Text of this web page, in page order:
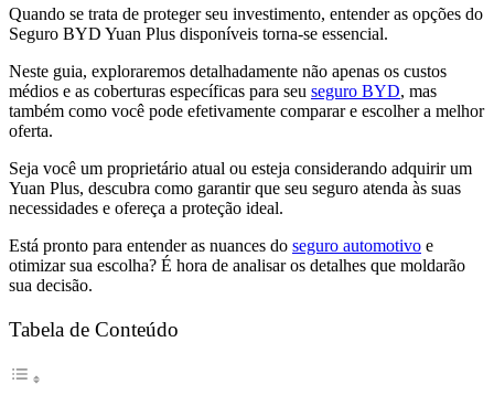
Quando se trata de proteger seu investimento, entender as opções do
Seguro BYD Yuan Plus disponíveis torna-se essencial.
Neste guia, exploraremos detalhadamente não apenas os custos
médios e as coberturas específicas para seu seguro BYD, mas
também como você pode efetivamente comparar e escolher a melhor
oferta.
Seja você um proprietário atual ou esteja considerando adquirir um
Yuan Plus, descubra como garantir que seu seguro atenda às suas
necessidades e ofereça a proteção ideal.
Está pronto para entender as nuances do seguro automotivo e
otimizar sua escolha? É hora de analisar os detalhes que moldarão
sua decisão.
Tabela de Conteúdo